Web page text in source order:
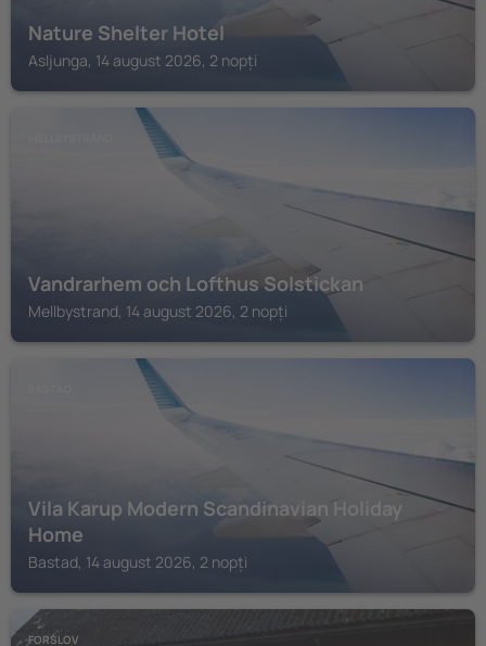
Nature Shelter Hotel
Asljunga, 14 august 2026, 2 nopți
Vandrarhem och Lofthus Solstickan
Mellbystrand, 14 august 2026, 2 nopți
Vila Karup Modern Scandinavian Holiday
Home
Bastad, 14 august 2026, 2 nopți
FORSLOV